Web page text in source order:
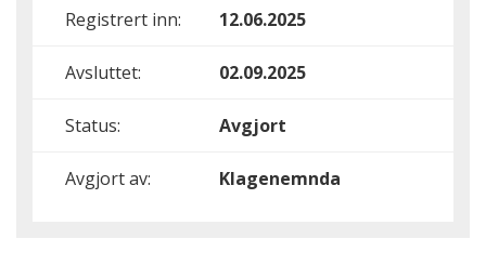
Registrert inn: 12.06.2025
Avsluttet: 02.09.2025
Status: Avgjort
Avgjort av: Klagenemnda